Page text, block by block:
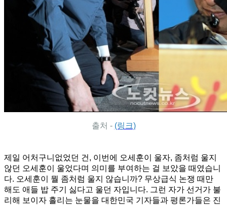
출처 - (링크)
제일 어처구니없었던 건, 이번에 오세훈이 울자, 좀처럼 울지
않던 오세훈이 울었다며 의미를 부여하는 걸 보았을 때였습니
다. 오세훈이 뭘 좀처럼 울지 않습니까? 무상급식 논쟁 때만
해도 애들 밥 주기 싫다고 울던 자입니다. 그런 자가 선거가 불
리해 보이자 흘리는 눈물을 대한민국 기자들과 평론가들은 진